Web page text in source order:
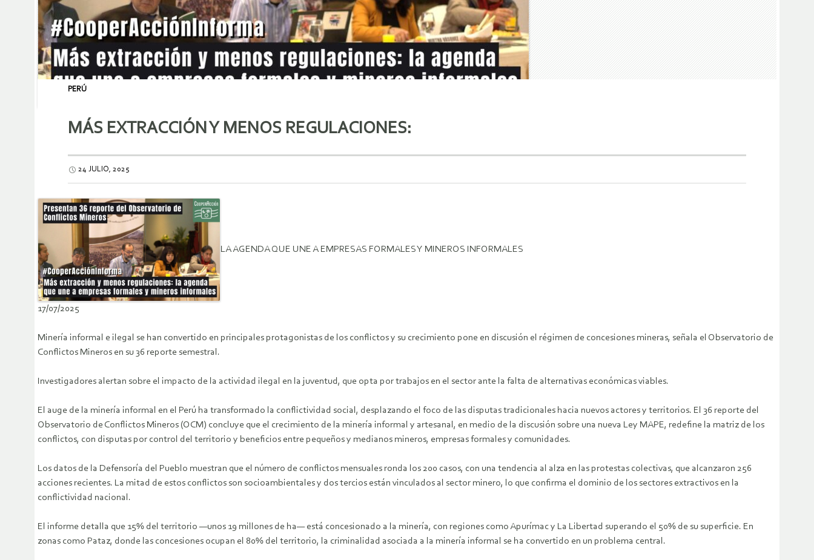
PERÚ
MÁS EXTRACCIÓN Y MENOS REGULACIONES:
24 JULIO, 2025
LA AGENDA QUE UNE A EMPRESAS FORMALES Y MINEROS INFORMALES
17/07/2025
Minería informal e ilegal se han convertido en principales protagonistas de los conflictos y su crecimiento pone en discusión el régimen de concesiones mineras, señala el Observatorio de
Conflictos Mineros en su 36 reporte semestral.
Investigadores alertan sobre el impacto de la actividad ilegal en la juventud, que opta por trabajos en el sector ante la falta de alternativas económicas viables.
El auge de la minería informal en el Perú ha transformado la conflictividad social, desplazando el foco de las disputas tradicionales hacia nuevos actores y territorios. El 36 reporte del
Observatorio de Conflictos Mineros (OCM) concluye que el crecimiento de la minería informal y artesanal, en medio de la discusión sobre una nueva Ley MAPE, redefine la matriz de los
conflictos, con disputas por control del territorio y beneficios entre pequeños y medianos mineros, empresas formales y comunidades.
Los datos de la Defensoría del Pueblo muestran que el número de conflictos mensuales ronda los 200 casos, con una tendencia al alza en las protestas colectivas, que alcanzaron 256
acciones recientes. La mitad de estos conflictos son socioambientales y dos tercios están vinculados al sector minero, lo que confirma el dominio de los sectores extractivos en la
conflictividad nacional.
El informe detalla que 15% del territorio —unos 19 millones de ha— está concesionado a la minería, con regiones como Apurímac y La Libertad superando el 50% de su superficie. En
zonas como Pataz, donde las concesiones ocupan el 80% del territorio, la criminalidad asociada a la minería informal se ha convertido en un problema central.